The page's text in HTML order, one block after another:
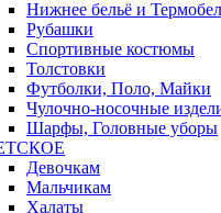
Нижнее бельё и
Рубашки
Спортивные костюмы
Толстовки
Футболки, Поло, Майки
Чулочно-носочные
Шарфы, Головные уборы
Девочкам
Мальчикам
Халаты